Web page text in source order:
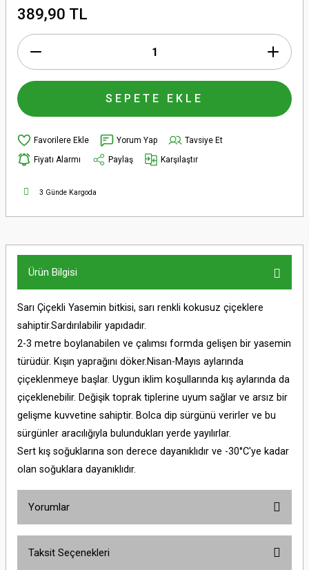
389,90 TL
SEPETE EKLE
Yorum Yap
Tavsiye Et
Fiyatı Alarmı
Paylaş Karşılaştır
3 Günde Kargoda
Ürün Bilgisi
Sarı Çiçekli Yasemin bitkisi, sarı renkli kokusuz çiçeklere
sahiptir.Sardırılabilir yapıdadır.
2-3 metre boylanabilen ve çalımsı formda gelişen bir yasemin
türüdür. Kışın yaprağını döker.Nisan-Mayıs aylarında
çiçeklenmeye başlar. Uygun iklim koşullarında kış aylarında da
çiçeklenebilir. Değişik toprak tiplerine uyum sağlar ve arsız bir
gelişme kuvvetine sahiptir. Bolca dip sürgünü verirler ve bu
sürgünler aracılığıyla bulundukları yerde yayılırlar.
Sert kış soğuklarına son derece dayanıklıdır ve -30°C'ye kadar
olan soğuklara dayanıklıdır.
Yorumlar
Taksit Seçenekleri